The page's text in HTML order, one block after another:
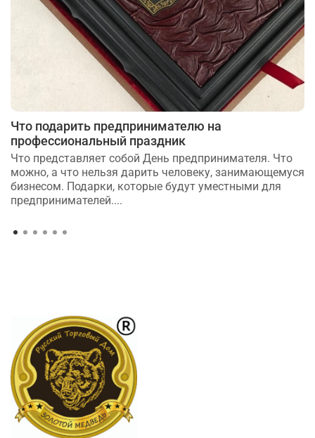
Что подарить предпринимателю на
профессиональный праздник
Что представляет собой День предпринимателя. Что
можно, а что нельзя дарить человеку, занимающемуся
бизнесом. Подарки, которые будут уместными для
предпринимателей....